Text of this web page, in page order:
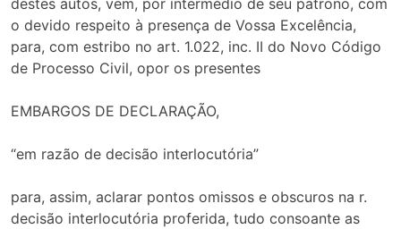
destes autos, vem, por intermédio de seu patrono, com
o devido respeito à presença de Vossa Excelência,
para, com estribo no art. 1.022, inc. II do Novo Código
de Processo Civil, opor os presentes
EMBARGOS DE DECLARAÇÃO,
“em razão de decisão interlocutória”
para, assim, aclarar pontos omissos e obscuros na r.
decisão interlocutória proferida, tudo consoante as